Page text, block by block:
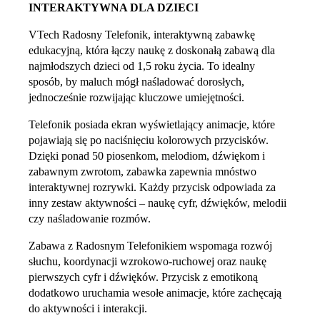
INTERAKTYWNA DLA DZIECI
VTech Radosny Telefonik, interaktywną zabawkę
edukacyjną, która łączy naukę z doskonałą zabawą dla
najmłodszych dzieci od 1,5 roku życia. To idealny
sposób, by maluch mógł naśladować dorosłych,
jednocześnie rozwijając kluczowe umiejętności.
Telefonik posiada ekran wyświetlający animacje, które
pojawiają się po naciśnięciu kolorowych przycisków.
Dzięki ponad 50 piosenkom, melodiom, dźwiękom i
zabawnym zwrotom, zabawka zapewnia mnóstwo
interaktywnej rozrywki. Każdy przycisk odpowiada za
inny zestaw aktywności – naukę cyfr, dźwięków, melodii
czy naśladowanie rozmów.
Zabawa z Radosnym Telefonikiem wspomaga rozwój
słuchu, koordynacji wzrokowo-ruchowej oraz naukę
pierwszych cyfr i dźwięków. Przycisk z emotikoną
dodatkowo uruchamia wesołe animacje, które zachęcają
do aktywności i interakcji.